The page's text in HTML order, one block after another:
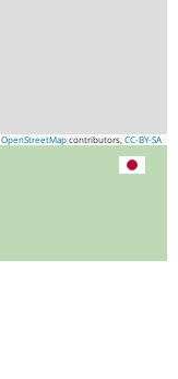
OpenStreetMap contributors, CC-BY-SA